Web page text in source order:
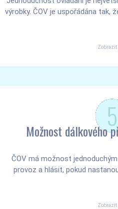
výrobky. ČOV je uspořádána tak,
a automaticky regulují průtoky
vše
Zobrazit
5
Možnost dálkového
ČOV má možnost
provoz a hlásit, pokud
pracovatZobrazit